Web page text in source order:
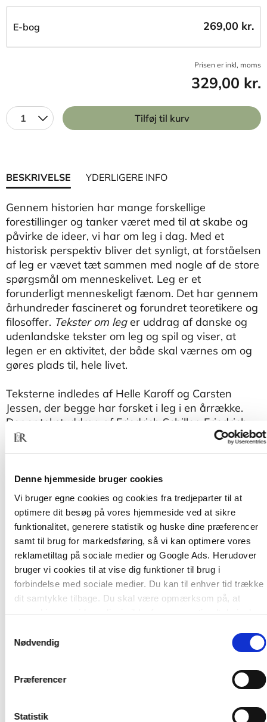
Denne hjemmeside bruger cookies
Vi bruger egne cookies og cookies fra tredjeparter til at
optimere dit besøg på vores hjemmeside ved at sikre
funktionalitet, generere statistik og huske dine præferencer
samt til brug for markedsføring, så vi kan optimere vores
reklametiltag på sociale medier og Google Ads. Herudover
bruger vi cookies til at vise dig funktioner til brug i
forbindelse med sociale medier. Du kan til enhver tid trække
dit samtykke tilbage. Du skal være opmærksom på, at
vores hjemmeside muligvis ikke fungerer optimalt, hvis du
Nødvendig
Præferencer
Statistik
E-bog 269,00 kr.
Prisen er inkl, moms
329,00 kr.
1 Tilføj til kurv
BESKRIVELSE YDERLIGERE INFO
Gennem historien har mange forskellige
forestillinger og tanker været med til at skabe og
påvirke de ideer, vi har om leg i dag. Med et
historisk perspektiv bliver det synligt, at forståelsen
af leg er vævet tæt sammen med nogle af de store
spørgsmål om menneskelivet. Leg er et
forunderligt menneskeligt fænom. Det har gennem
århundreder fascineret og forundret teoretikere og
filosoffer. Tekster om leger uddrag af danske og
udenlandske tekster om leg og spil og viser, at
legen er en aktivitet, der både skal værnes om og
gøres plads til, hele livet.
Teksterne indledes af Helle Karoff og Carsten
Jessen, der begge har forsket i leg i en årrække.
Der er tekstuddrag af Friedrich Schiller, Friedrich
Fröbel, Mihail Spariuso, John Dewey, Lev Vygotsky,
Johan Huizinga, Gregory Bateson, Roger Caillois,
Gadamer, Clifford Geertz, Csikszentmihalyi,
Michael Apter, Flemming Mouritsen, Brian Sutton-
Smith og Carsten Jessen.
Af samme forfatter